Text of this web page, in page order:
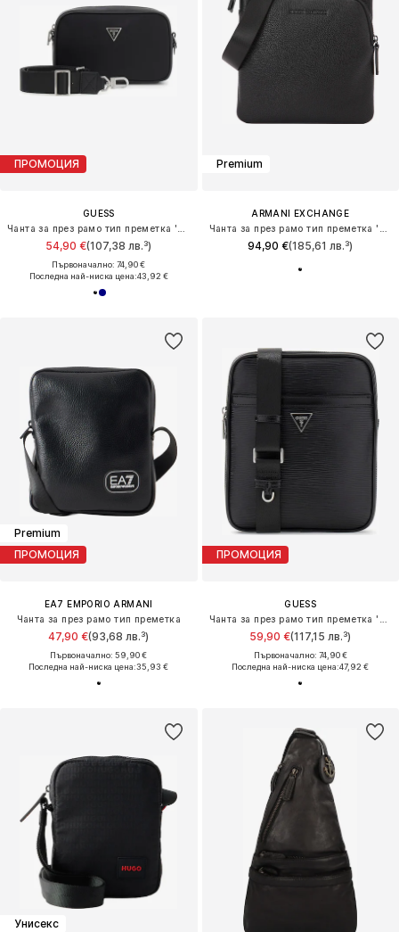
ПРОМОЦИЯ
GUESS
54,90 €(107,38 лв.³)
Първоначално: 74,90 €
Последна най-ниска цена:43,92 €
Premium
ARMANI EXCHANGE
94,90 €(185,61 лв.³)
Premium
ПРОМОЦИЯ
EA7 EMPORIO ARMANI
Чанта за през рамо тип преметка
47,90 €(93,68 лв.³)
Първоначално: 59,90 €
Последна най-ниска цена:35,93 €
ПРОМОЦИЯ
GUESS
59,90 €(117,15 лв.³)
Първоначално: 74,90 €
Последна най-ниска цена:47,92 €
Унисекс